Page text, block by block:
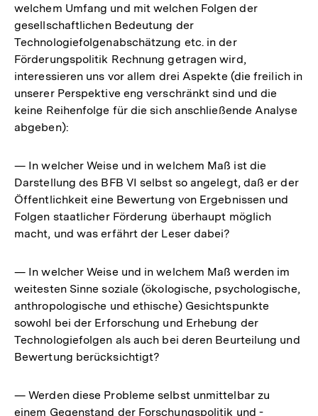
welchem Umfang und mit welchen Folgen der
gesellschaftlichen Bedeutung der
Technologiefolgenabschätzung etc. in der
Förderungspolitik Rechnung getragen wird,
interessieren uns vor allem drei Aspekte (die freilich in
unserer Perspektive eng verschränkt sind und die
keine Reihenfolge für die sich anschließende Analyse
abgeben):
— In welcher Weise und in welchem Maß ist die
Darstellung des BFB VI selbst so angelegt, daß er der
Öffentlichkeit eine Bewertung von Ergebnissen und
Folgen staatlicher Förderung überhaupt möglich
macht, und was erfährt der Leser dabei?
— In welcher Weise und in welchem Maß werden im
weitesten Sinne soziale (ökologische, psychologische,
anthropologische und ethische) Gesichtspunkte
sowohl bei der Erforschung und Erhebung der
Technologiefolgen als auch bei deren Beurteilung und
Bewertung berücksichtigt?
— Werden diese Probleme selbst unmittelbar zu
einem Gegenstand der Forschungspolitik und -